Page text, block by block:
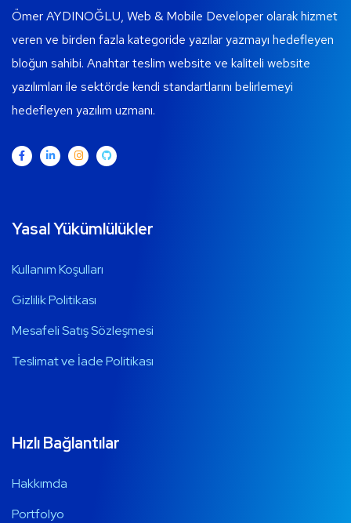
Ömer AYDINOĞLU, Web & Mobile Developer olarak hizmet
veren ve birden fazla kategoride yazılar yazmayı hedefleyen
bloğun sahibi. Anahtar teslim website ve kaliteli website
yazılımları ile sektörde kendi standartlarını belirlemeyi
hedefleyen yazılım uzmanı.
Yasal Yükümlülükler
Kullanım Koşulları
Gizlilik Politikası
Mesafeli Satış Sözleşmesi
Teslimat ve İade Politikası
Hızlı Bağlantılar
Hakkımda
Portfolyo